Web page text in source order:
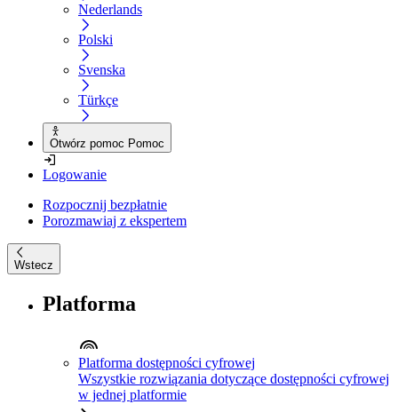
Nederlands
Polski
Svenska
Türkçe
Otwórz pomoc Pomoc
Logowanie
Rozpocznij bezpłatnie
Porozmawiaj z ekspertem
Wstecz
Platforma
Platforma dostępności cyfrowej
Wszystkie rozwiązania dotyczące dostępności cyfrowej
w jednej platformie